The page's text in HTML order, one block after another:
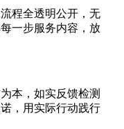
程全透明公开，无
一步服务内容，放
本，如实反馈检测
，用实际行动践行